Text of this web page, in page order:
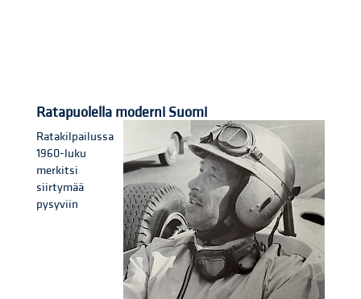
Ratapuolella moderni Suomi
Ratakilpailussa
1960-luku
merkitsi
siirtymää
pysyviin